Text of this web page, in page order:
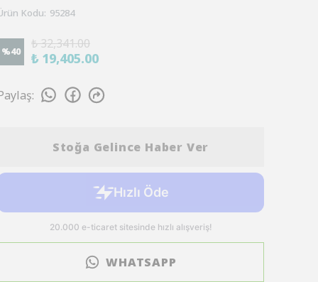
Kodu: 95284
%40
₺ 32,341.00
₺ 19,405.00
:
Stoğa Gelince Haber Ver
WHATSAPP